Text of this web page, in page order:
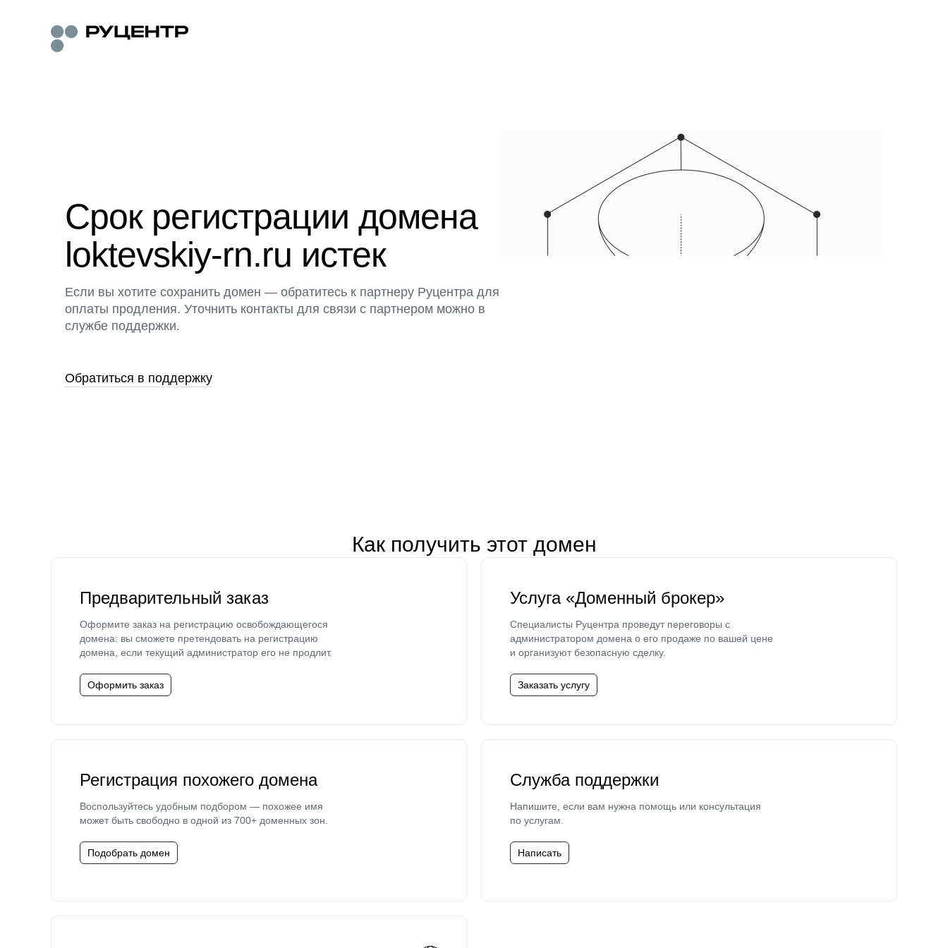
Срок регистрации домена
loktevskiy-rn.ru истек
Если вы хотите сохранить домен — обратитесь к партнеру Руцентра для
оплаты продления. Уточнить контакты для связи с партнером можно в
службе поддержки.
Обратиться в поддержку
Как получить этот домен
Предварительный заказ
Оформите заказ на регистрацию освобождающегося
домена: вы сможете претендовать на регистрацию
домена, если текущий администратор его не продлит.
Оформить заказ
Услуга «Доменный брокер»
Специалисты Руцентра проведут переговоры с
администратором домена о его продаже по вашей цене
и организуют безопасную сделку.
Заказать услугу
Регистрация похожего домена
Воспользуйтесь удобным подбором — похожее имя
может быть свободно в одной из 700+ доменных зон.
Подобрать домен
Служба поддержки
Напишите, если вам нужна помощь или консультация
по услугам.
Написать